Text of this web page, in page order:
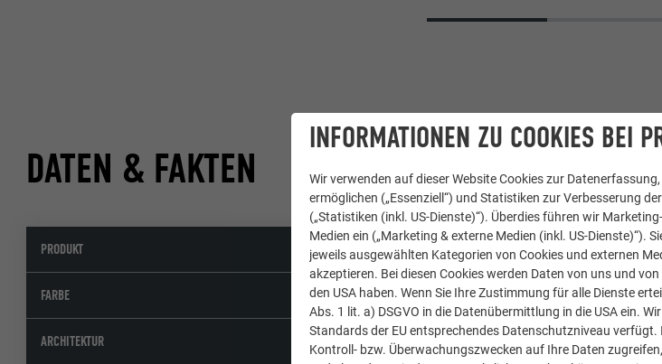
DATEN & FAKTEN
PRODUKT Dachraute 44 × 44,Wandraute 44 × 44
FARBE 05 P.10 Oxydrot
ARCHITEKTUR
INFORMATIONEN ZU COOKIES BEI
Wir verwenden auf dieser Website Cookies zur
ermöglichen („Essenziell“) und Statistiken zur Verbesserung
(„Statistiken (inkl. US-Dienste)“). Überdies führen wir
Medien ein („Marketing & externe Medien (inkl. US-Dienste)“).
jeweils ausgewählten Kategorien von Cookies und externen
akzeptieren. Bei diesen Cookies werden Daten von uns und
den USA haben. Wenn Sie Ihre Zustimmung für alle Dienste
Abs. 1 lit. a) DSGVO in die Datenübermittlung in die USA ein.
Standards der EU entsprechendes Datenschutzniveau verfügt.
Kontroll- bzw. Überwachungszwecken auf Ihre Daten